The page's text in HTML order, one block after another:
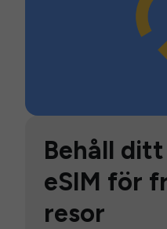
Behåll
eSIM för
resor